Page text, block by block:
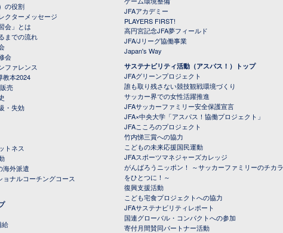
の役割
クターメッセージ
会」とは
までの流れ
会
ファレンス
教本2024
売
・失効
トネス
海外派遣
ョナルコーチングコース
給
JFAアカデミー
PLAYERS FIRST!
高円宮記念JFA夢フィールド
JFA/Jリーグ協働事業
Japan's Way
サステナビリティ活動（アスパス！）トップ
JFAグリーンプロジェクト
誰も取り残さない競技観戦環境づくり
サッカー界での女性活躍推進
JFAサッカーファミリー安全保護宣言
JFA×中央大学「アスパス！協働プロジェクト」
JFAこころのプロジェクト
竹内悌三賞への協力
こどもの未来応援国民運動
JFAスポーツマネジャーズカレッジ
がんばろうニッポン！ ～サッカーファミリーのチカラ
をひとつに！～
復興支援活動
こども宅食プロジェクトへの協力
JFAサステナビリティレポート
国連グローバル・コンパクトへの参加
寄付月間賛同パートナー活動